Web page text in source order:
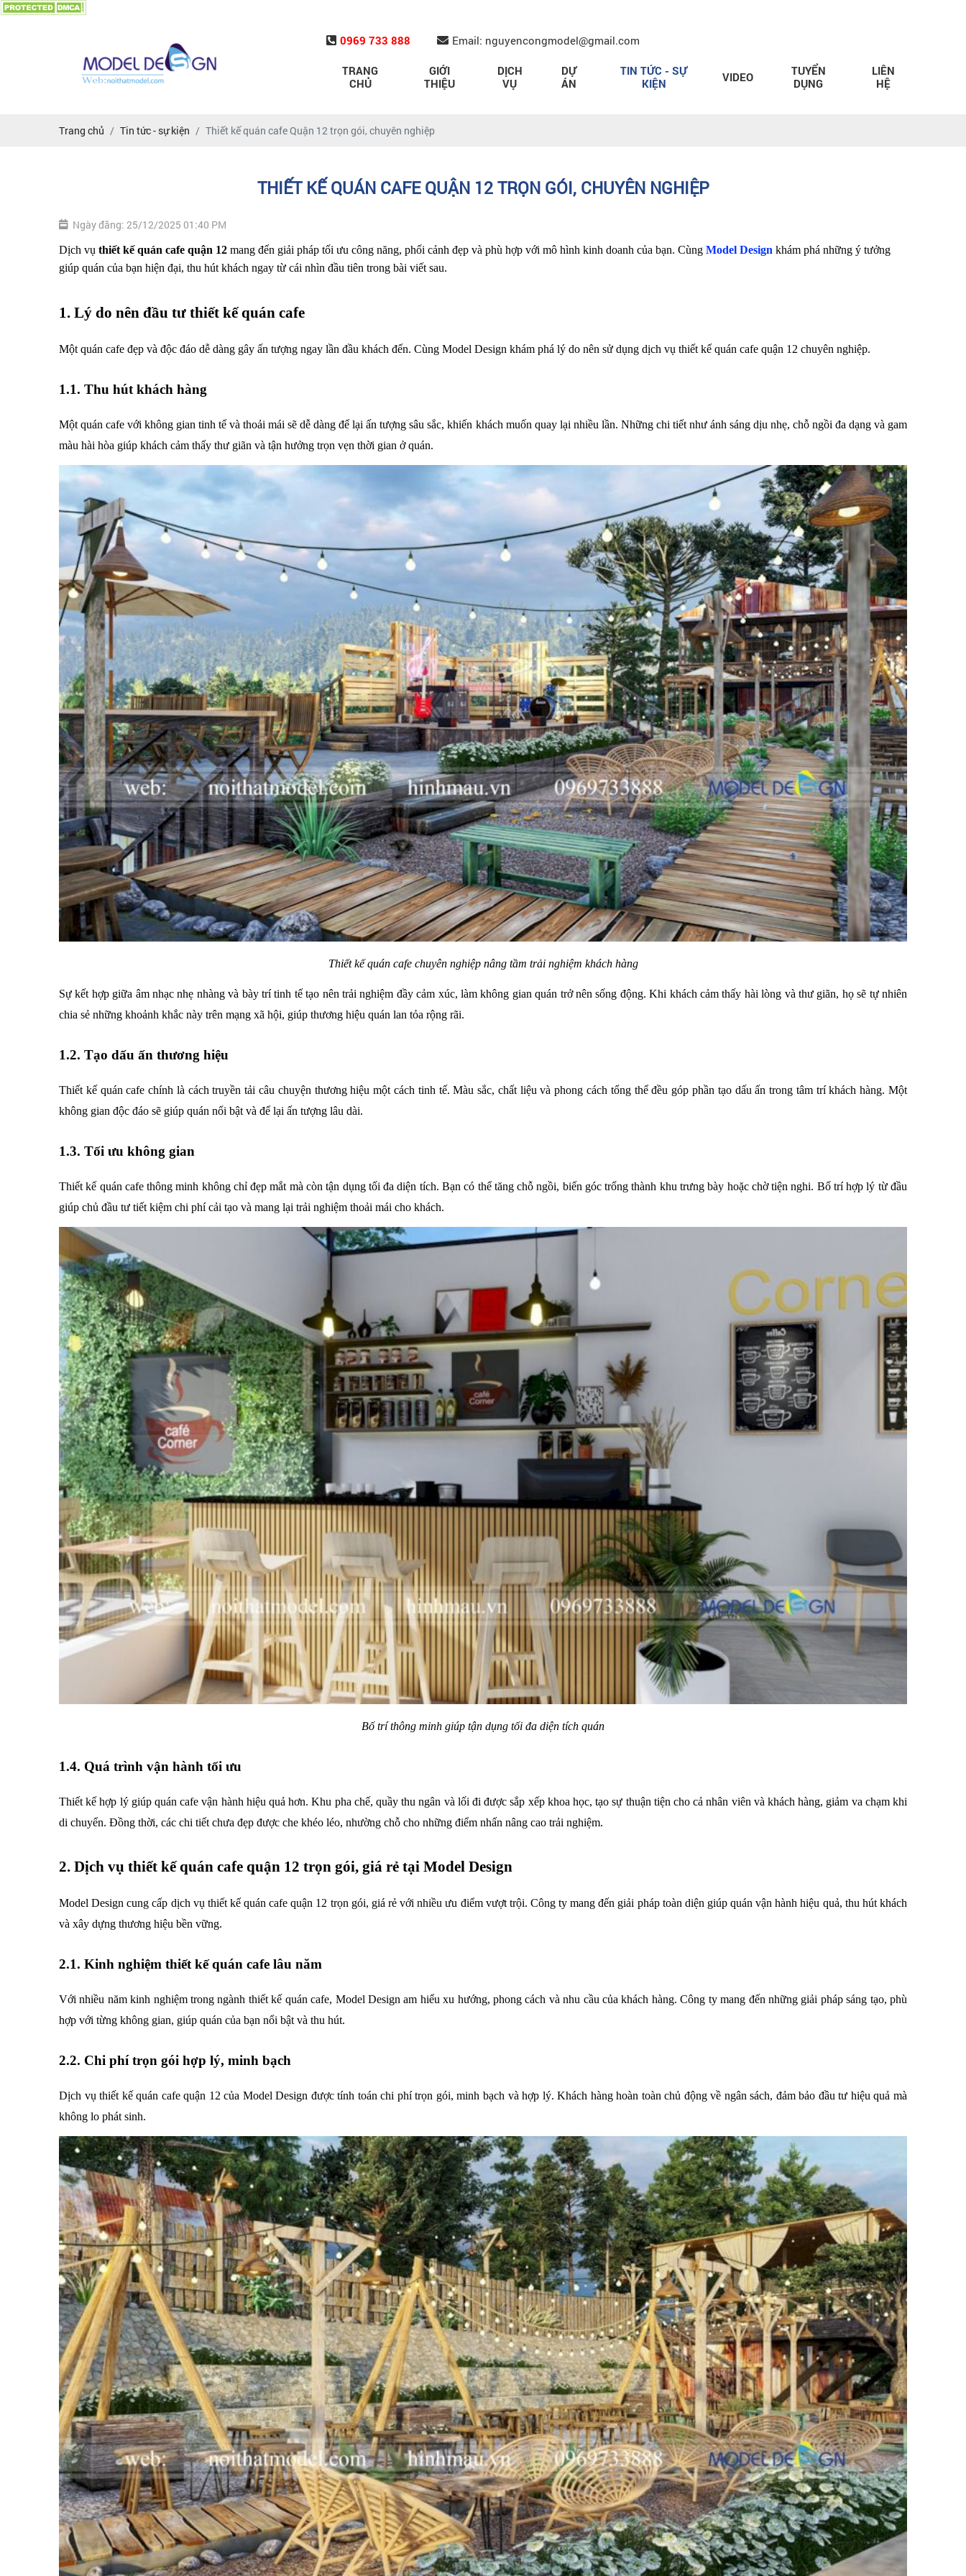
0969 733 888 Email: nguyencongmodel@gmail.com
TRANG
CHỦ
GIỚI
THIỆU
DỊCH
VỤ
DỰ
ÁN
TIN TỨC - SỰ
KIỆN
VIDEO
TUYỂN
DỤNG
LIÊN
HỆ
Trang chủ Tin tức - sự kiện Thiết kế quán cafe Quận 12 trọn gói, chuyên nghiệp
THIẾT KẾ QUÁN CAFE QUẬN 12 TRỌN GÓI, CHUYÊN NGHIỆP
Ngày đăng: 25/12/2025 01:40 PM
Dịch vụ thiết kế quán cafe quận 12 mang đến giải pháp tối ưu công năng, phối cảnh đẹp và phù hợp với mô hình kinh doanh của bạn. Cùng Model Design khám phá những ý tưởng
giúp quán của bạn hiện đại, thu hút khách ngay từ cái nhìn đầu tiên trong bài viết sau.
1. Lý do nên đầu tư thiết kế quán cafe
Một quán cafe đẹp và độc đáo dễ dàng gây ấn tượng ngay lần đầu khách đến. Cùng Model Design khám phá lý do nên sử dụng dịch vụ thiết kế quán cafe quận 12 chuyên nghiệp.
1.1. Thu hút khách hàng
Một quán cafe với không gian tinh tế và thoải mái sẽ dễ dàng để lại ấn tượng sâu sắc, khiến khách muốn quay lại nhiều lần. Những chi tiết như ánh sáng dịu nhẹ, chỗ ngồi đa dạng và gam
màu hài hòa giúp khách cảm thấy thư giãn và tận hưởng trọn vẹn thời gian ở quán.
Thiết kế quán cafe chuyên nghiệp nâng tầm trải nghiệm khách hàng
Sự kết hợp giữa âm nhạc nhẹ nhàng và bày trí tinh tế tạo nên trải nghiệm đầy cảm xúc, làm không gian quán trở nên sống động. Khi khách cảm thấy hài lòng và thư giãn, họ sẽ tự nhiên
chia sẻ những khoảnh khắc này trên mạng xã hội, giúp thương hiệu quán lan tỏa rộng rãi.
1.2. Tạo dấu ấn thương hiệu
Thiết kế quán cafe chính là cách truyền tải câu chuyện thương hiệu một cách tinh tế. Màu sắc, chất liệu và phong cách tổng thể đều góp phần tạo dấu ấn trong tâm trí khách hàng. Một
không gian độc đáo sẽ giúp quán nổi bật và để lại ấn tượng lâu dài.
1.3. Tối ưu không gian
Thiết kế quán cafe thông minh không chỉ đẹp mắt mà còn tận dụng tối đa diện tích. Bạn có thể tăng chỗ ngồi, biến góc trống thành khu trưng bày hoặc chờ tiện nghi. Bố trí hợp lý từ đầu
giúp chủ đầu tư tiết kiệm chi phí cải tạo và mang lại trải nghiệm thoải mái cho khách.
Bố trí thông minh giúp tận dụng tối đa diện tích quán
1.4. Quá trình vận hành tối ưu
Thiết kế hợp lý giúp quán cafe vận hành hiệu quả hơn. Khu pha chế, quầy thu ngân và lối đi được sắp xếp khoa học, tạo sự thuận tiện cho cả nhân viên và khách hàng, giảm va chạm khi
di chuyển. Đồng thời, các chi tiết chưa đẹp được che khéo léo, nhường chỗ cho những điểm nhấn nâng cao trải nghiệm.
2. Dịch vụ thiết kế quán cafe quận 12 trọn gói, giá rẻ tại Model Design
Model Design cung cấp dịch vụ thiết kế quán cafe quận 12 trọn gói, giá rẻ với nhiều ưu điểm vượt trội. Công ty mang đến giải pháp toàn diện giúp quán vận hành hiệu quả, thu hút khách
và xây dựng thương hiệu bền vững.
2.1. Kinh nghiệm thiết kế quán cafe lâu năm
Với nhiều năm kinh nghiệm trong ngành thiết kế quán cafe, Model Design am hiểu xu hướng, phong cách và nhu cầu của khách hàng. Công ty mang đến những giải pháp sáng tạo, phù
hợp với từng không gian, giúp quán của bạn nổi bật và thu hút.
2.2. Chi phí trọn gói hợp lý, minh bạch
Dịch vụ thiết kế quán cafe quận 12 của Model Design được tính toán chi phí trọn gói, minh bạch và hợp lý. Khách hàng hoàn toàn chủ động về ngân sách, đảm bảo đầu tư hiệu quả mà
không lo phát sinh.